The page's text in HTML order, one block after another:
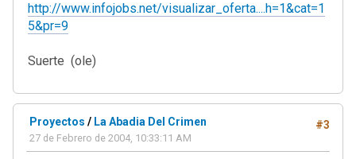
http://www.infojobs.net/visualizar_oferta....h=1&cat=1
5&pr=9
Suerte (ole)
#3
Proyectos / La Abadia Del Crimen
27 de Febrero de 2004, 10:33:11 AM